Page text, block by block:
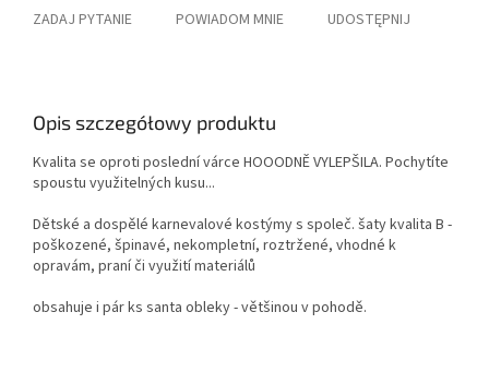
ZADAJ PYTANIE POWIADOM MNIE UDOSTĘPNIJ
Opis szczegółowy produktu
Kvalita se oproti poslední várce HOOODNĚ VYLEPŠILA. Pochytíte
spoustu využitelných kusu...
Dětské a dospělé karnevalové kostýmy s společ. šaty kvalita B -
poškozené, špinavé, nekompletní, roztržené, vhodné k
opravám, praní či využití materiálů
obsahuje i pár ks santa obleky - většinou v pohodě.